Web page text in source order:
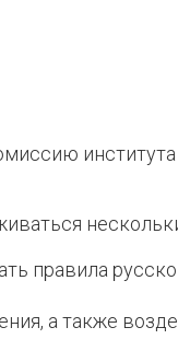
правила
а также